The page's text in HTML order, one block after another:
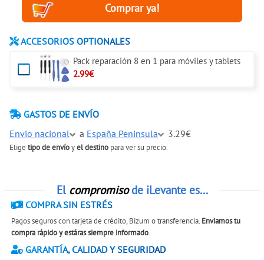
ACCESORIOS OPTIONALES
Pack reparación 8 en 1 para móviles y tablets
2.99€
GASTOS DE ENVÍO
Envio nacional
a España Peninsula 3.29€
Elige tipo de envíoyel destino para ver su precio.
El compromisode iLevante es...
COMPRA SIN ESTRÉS
Pagos seguros con tarjeta de crédito, Bizum o transferencia. Enviamos tu
compra rápido y estáras siempre informado.
GARANTÍA, CALIDAD Y SEGURIDAD